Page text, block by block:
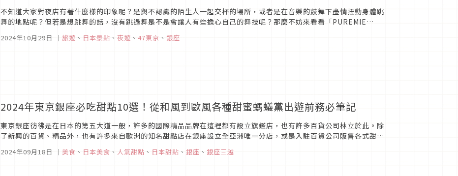
不知道大家對夜店有著什麼樣的印象呢？是與不認識的陌生人一起交杯的場所，或者是在音樂的鼓舞下盡情扭動身體跳
舞的地點呢？但若是想跳舞的話，沒有跳過舞是不是會讓人有些擔心自己的舞技呢？那麼不妨來看看「PUREMIE
Ginza 銀座」的夜店內人員專業的表演，享受現場的氣氛吧！
2024年10月29日 ｜ 旅遊 、 日本景點 、 夜遊 、 47東京 、 銀座
2024年東京銀座必吃甜點10選！從和風到歐風各種甜蜜螞蟻黨出遊前務必筆記
東京銀座彷彿是在日本的第五大道一般，許多的國際精品品牌在這裡都有設立旗鑑店，也有許多百貨公司林立於此。除
了新興的百貨、精品外，也有許多來自歐洲的知名甜點店在銀座設立全亞洲唯一分店，或是入駐百貨公司販售各式甜
2024年09月18日 ｜ 美食 、 日本美食 、 人氣甜點 、 日本甜點 、 銀座 、 銀座三越